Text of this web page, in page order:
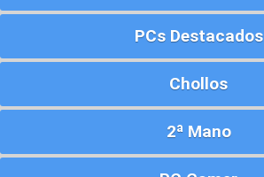
PCs Destacados
Chollos
2ª Mano